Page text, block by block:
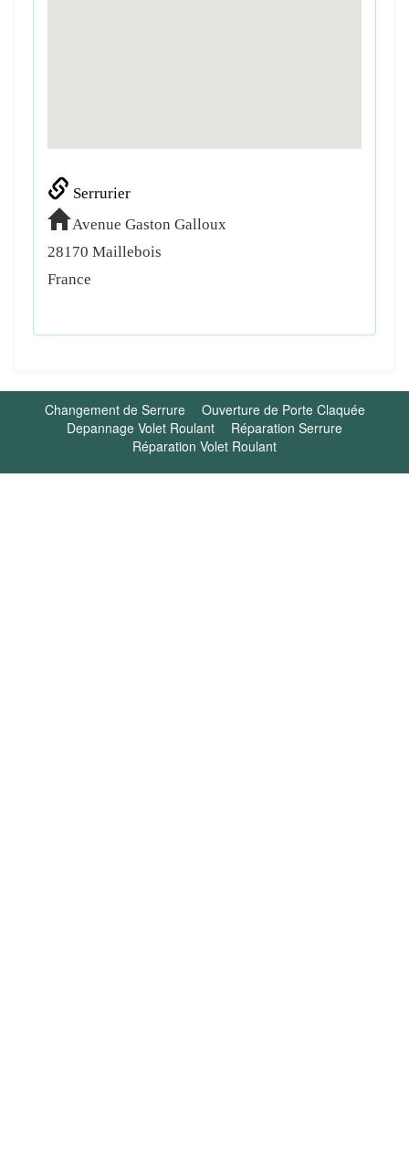
Serrurier
Avenue Gaston Galloux
28170 Maillebois
France
Changement de Serrure
Ouverture de Porte Claquée
Depannage Volet Roulant
Réparation Serrure
Réparation Volet Roulant